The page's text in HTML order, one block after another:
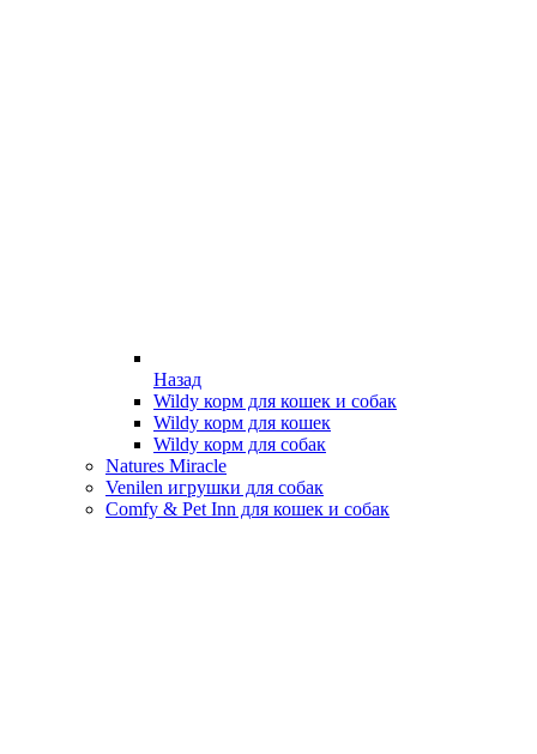
Назад
Wildy корм для кошек и собак
Wildy корм для кошек
Wildy корм для собак
Natures Miracle
Venilen игрушки для собак
Comfy & Pet Inn для кошек и собак